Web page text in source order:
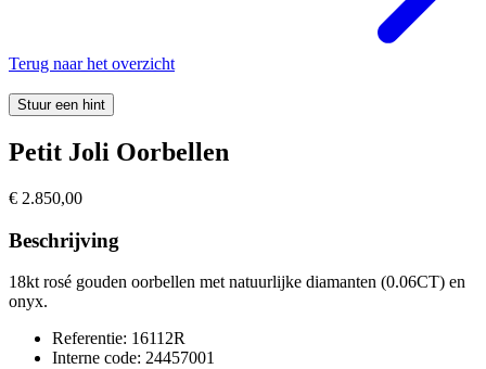
Terug naar het overzicht
Stuur een hint
Petit Joli Oorbellen
€ 2.850,00
Beschrijving
18kt rosé gouden oorbellen met natuurlijke diamanten (0.06CT) en
onyx.
Referentie: 16112R
Interne code: 24457001